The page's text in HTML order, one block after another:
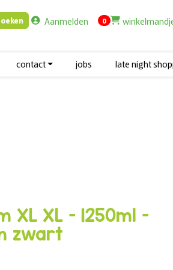
Aanmelden 0items in cart
contact jobs late night
XL XL - 1250ml -
zwart